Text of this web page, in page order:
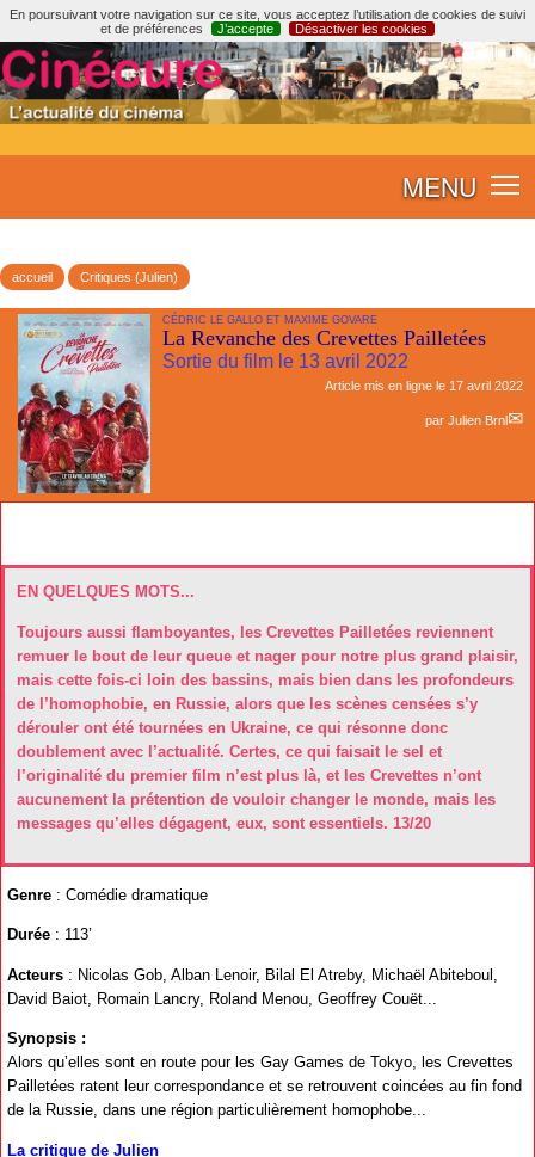
En poursuivant votre navigation sur ce site, vous acceptez l’utilisation de cookies de suivi
et de préférences
J’accepte Désactiver les cookies
MENU
accueil Critiques (Julien)
CÉDRIC LE GALLO ET MAXIME GOVARE
La Revanche des Crevettes Pailletées
Sortie du film le 13 avril 2022
Article mis en ligne le 17 avril 2022
par Julien Brnl
EN QUELQUES MOTS...
Toujours aussi flamboyantes, les Crevettes Pailletées reviennent
remuer le bout de leur queue et nager pour notre plus grand plaisir,
mais cette fois-ci loin des bassins, mais bien dans les profondeurs
de l’homophobie, en Russie, alors que les scènes censées s’y
dérouler ont été tournées en Ukraine, ce qui résonne donc
doublement avec l’actualité. Certes, ce qui faisait le sel et
l’originalité du premier film n’est plus là, et les Crevettes n’ont
aucunement la prétention de vouloir changer le monde, mais les
messages qu’elles dégagent, eux, sont essentiels. 13/20
Genre : Comédie dramatique
Durée : 113’
Acteurs : Nicolas Gob, Alban Lenoir, Bilal El Atreby, Michaël Abiteboul,
David Baiot, Romain Lancry, Roland Menou, Geoffrey Couët...
Synopsis :
Alors qu’elles sont en route pour les Gay Games de Tokyo, les Crevettes
Pailletées ratent leur correspondance et se retrouvent coincées au fin fond
de la Russie, dans une région particulièrement homophobe...
La critique de Julien